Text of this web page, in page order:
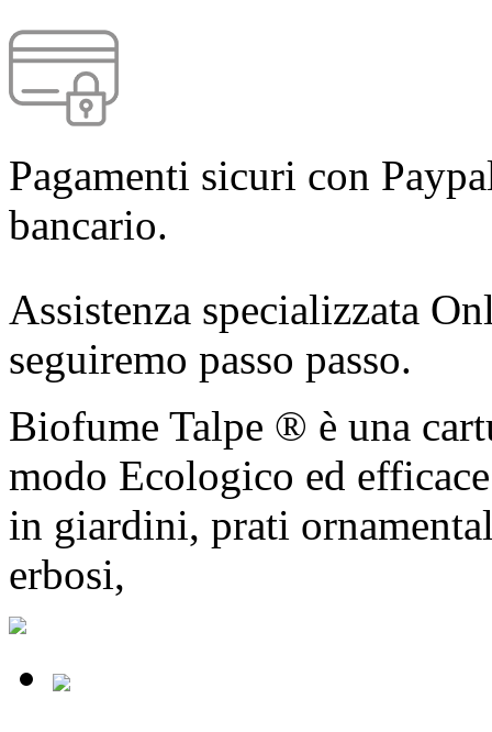
Pagamenti sicuri con
bancario.
Assistenza specializzata
seguiremo passo passo.
Biofume Talpe ® è una
modo Ecologico ed
in giardini, prati
erbosi,